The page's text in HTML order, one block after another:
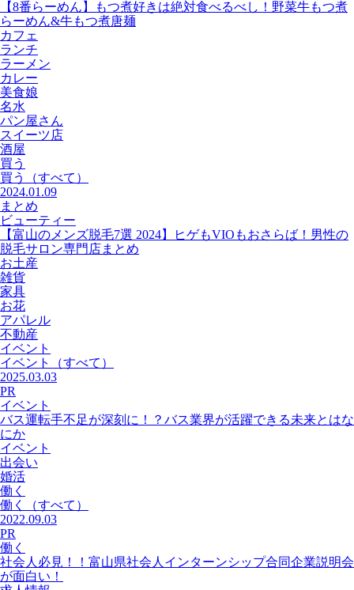
【8番らーめん】もつ煮好きは絶対食べるべし！野菜牛もつ煮
らーめん&牛もつ煮唐麺
カフェ
ランチ
ラーメン
カレー
美食娘
名水
パン屋さん
スイーツ店
酒屋
買う
買う
（すべて）
2024.01.09
まとめ
ビューティー
【富山のメンズ脱毛7選 2024】ヒゲもVIOもおさらば！男性の
脱毛サロン専門店まとめ
お土産
雑貨
家具
お花
アパレル
不動産
イベント
イベント
（すべて）
2025.03.03
PR
イベント
バス運転手不足が深刻に！？バス業界が活躍できる未来とはな
にか
イベント
出会い
婚活
働く
働く
（すべて）
2022.09.03
PR
働く
社会人必見！！富山県社会人インターンシップ合同企業説明会
が面白い！